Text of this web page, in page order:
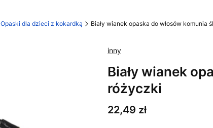
Opaski dla dzieci z kokardką Biały wianek opaska do włosów komunia
inny
Biały wianek
różyczki
Cena
22,49 zł